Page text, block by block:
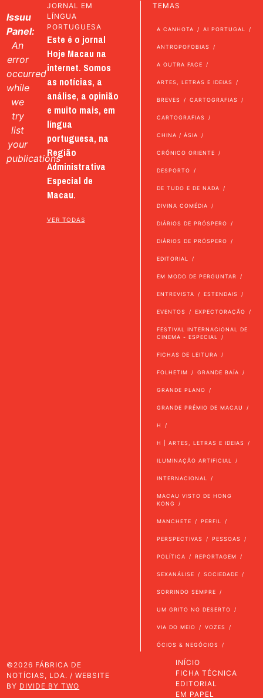
Issuu
Panel:
An
error
occurred
while
we
try
list
your
publications
JORNAL EM
LÍNGUA
PORTUGUESA
Este é o jornal
Hoje Macau na
internet. Somos
as notícias, a
análise, a opinião
e muito mais, em
língua
portuguesa, na
Região
Administrativa
Especial de
Macau.
VER TODAS
TEMAS
A CANHOTA AI PORTUGAL
ANTROPOFOBIAS
A OUTRA FACE
ARTES, LETRAS E IDEIAS
BREVES CARTOGRAFIAS
CARTOGRAFIAS
CHINA / ÁSIA
CRÓNICO ORIENTE
DESPORTO
DE TUDO E DE NADA
DIVINA COMÉDIA
DIÁRIOS DE PRÓSPERO
DIÁRIOS DE PRÓSPERO
EDITORIAL
EM MODO DE PERGUNTAR
ENTREVISTA ESTENDAIS
EVENTOS EXPECTORAÇÃO
FESTIVAL INTERNACIONAL DE
CINEMA - ESPECIAL
FICHAS DE LEITURA
FOLHETIM GRANDE BAÍA
GRANDE PLANO
GRANDE PRÉMIO DE MACAU
H
H | ARTES, LETRAS E IDEIAS
ILUMINAÇÃO ARTIFICIAL
INTERNACIONAL
MACAU VISTO DE HONG
KONG
MANCHETE PERFIL
PERSPECTIVAS PESSOAS
POLÍTICA REPORTAGEM
SEXANÁLISE SOCIEDADE
SORRINDO SEMPRE
UM GRITO NO DESERTO
VIA DO MEIO VOZES
ÓCIOS & NEGÓCIOS
©2026 FÁBRICA DE
NOTÍCIAS, LDA. / WEBSITE
BY DIVIDE BY TWO
INÍCIO
FICHA TÉCNICA
EDITORIAL
EM PAPEL